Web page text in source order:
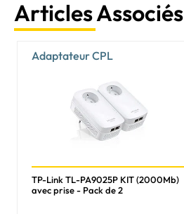
Articles Associés
Adaptateur CPL
TP-Link TL-PA9025P KIT (2000Mb)
avec prise - Pack de 2